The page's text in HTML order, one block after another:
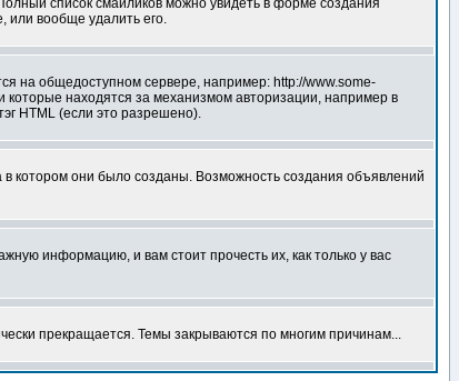
список смайликов можно увидеть в форме создания
или вообще удалить его.
на общедоступном сервере, например: http://www.some-
находятся за механизмом авторизации, например в
HTML (если это разрешено).
котором они было созданы. Возможность создания объявлений
информацию, и вам стоит прочесть их, как только у вас
прекращается. Темы закрываются по многим причинам...